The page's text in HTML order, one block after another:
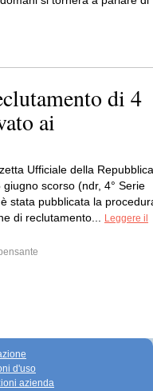
di 4
ai
Ufficiale della
giugno scorso (ndr, 4° Serie
stata pubblicata la
di reclutamento...
Leggere il
d'uso
azienda